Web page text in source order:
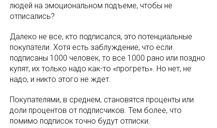
людей на эмоциональном подъеме, чтобы не
отписались?
Далеко не все, кто подписался, это потенциальные
покупатели. Хотя есть заблуждение, что если
подписаны 1000 человек, то все 1000 рано или поздно
купят, их только надо как-то «прогреть». Но нет, не
надо, и никто этого не ждет.
Покупателями, в среднем, становятся проценты или
доли процентов от подписчиков. Тем более, что
помимо подписок точно будут отписки.